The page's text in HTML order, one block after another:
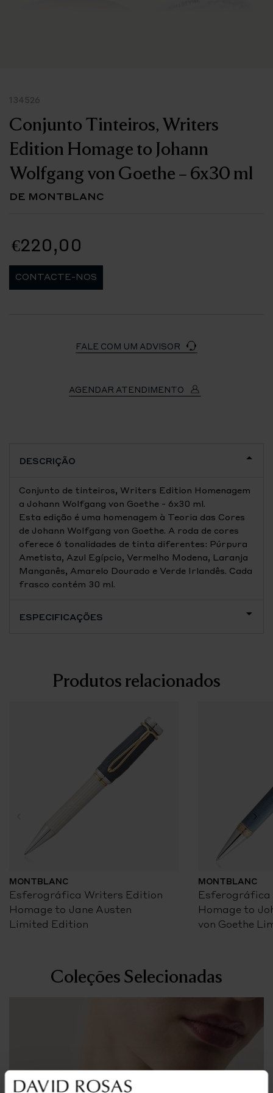
134526
Conjunto Tinteiros, Writers
Edition Homage to Johann
Wolfgang von Goethe – 6x30 ml
DE MONTBLANC
€220,00
CONTACTE-NOS
FALE COM UM ADVISOR
AGENDAR ATENDIMENTO
DESCRIÇÃO
Conjunto de tinteiros, Writers Edition Homenagem
a Johann Wolfgang von Goethe - 6x30 ml.
Esta edição é uma homenagem à Teoria das Cores
de Johann Wolfgang von Goethe. A roda de cores
oferece 6 tonalidades de tinta diferentes: Púrpura
Ametista, Azul Egípcio, Vermelho Modena, Laranja
Manganês, Amarelo Dourado e Verde Irlandês. Cada
frasco contém 30 ml.
ESPECIFICAÇÕES
Produtos relacionados
MONTBLANC
Esferográfica Writers Edition
Homage to Jane Austen
Limited Edition
MONTBLANC
Homage to
von Goethe
Coleções Selecionadas